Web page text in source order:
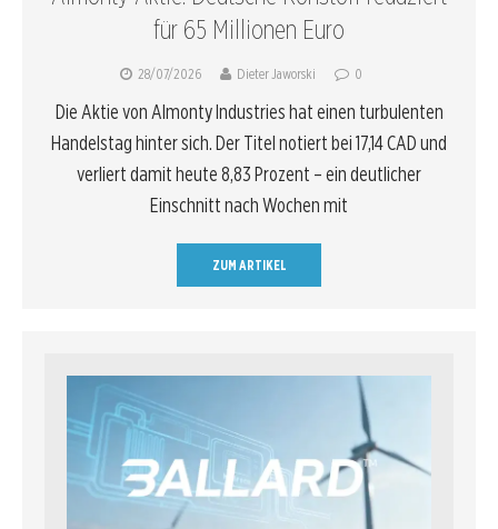
für 65 Millionen Euro
28/07/2026 Dieter Jaworski 0
Die Aktie von Almonty Industries hat einen turbulenten
Handelstag hinter sich. Der Titel notiert bei 17,14 CAD und
verliert damit heute 8,83 Prozent – ein deutlicher
Einschnitt nach Wochen mit
ZUM ARTIKEL